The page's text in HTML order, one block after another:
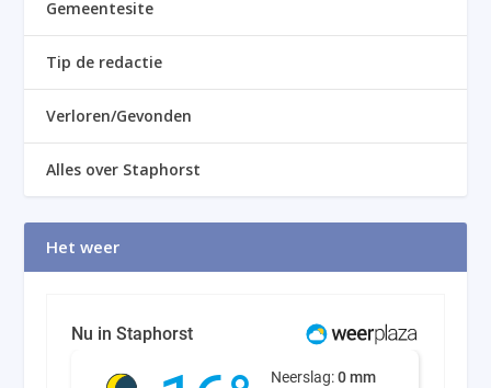
Gemeentesite
Tip de redactie
Verloren/Gevonden
Alles over Staphorst
Het weer